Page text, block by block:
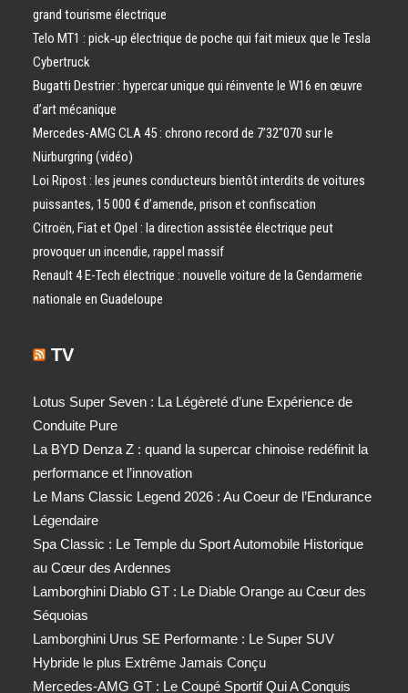
grand tourisme électrique
Telo MT1 : pick‑up électrique de poche qui fait mieux que le Tesla
Cybertruck
Bugatti Destrier : hypercar unique qui réinvente le W16 en œuvre
d’art mécanique
Mercedes-AMG CLA 45 : chrono record de 7’32″070 sur le
Nürburgring (vidéo)
Loi Ripost : les jeunes conducteurs bientôt interdits de voitures
puissantes, 15 000 € d’amende, prison et confiscation
Citroën, Fiat et Opel : la direction assistée électrique peut
provoquer un incendie, rappel massif
Renault 4 E-Tech électrique : nouvelle voiture de la Gendarmerie
nationale en Guadeloupe
TV
Lotus Super Seven : La Légèreté d’une Expérience de
Conduite Pure
La BYD Denza Z : quand la supercar chinoise redéfinit la
performance et l’innovation
Le Mans Classic Legend 2026 : Au Coeur de l’Endurance
Légendaire
Spa Classic : Le Temple du Sport Automobile Historique
au Cœur des Ardennes
Lamborghini Diablo GT : Le Diable Orange au Cœur des
Séquoias
Lamborghini Urus SE Performante : Le Super SUV
Hybride le plus Extrême Jamais Conçu
Mercedes-AMG GT : Le Coupé Sportif Qui A Conquis